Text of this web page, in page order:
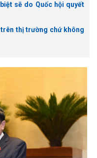
sẽ do Quốc hội quyết
trên thị trường chứ không